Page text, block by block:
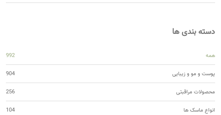
دسته بندی ها
همه 992
پوست و مو و زیبایی 904
محصولات مراقبتی 256
انواع ماسک ها 104